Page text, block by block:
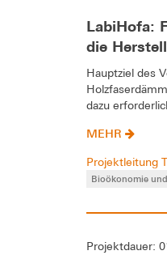
LabiHofa:
die
Hauptziel des
dazu
MEHR
Projektleitung
Bioökonomie
Projektdauer: